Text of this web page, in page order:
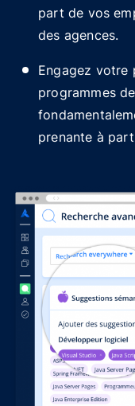
part de vos
des agences.
Engagez votre
programmes
prenante à